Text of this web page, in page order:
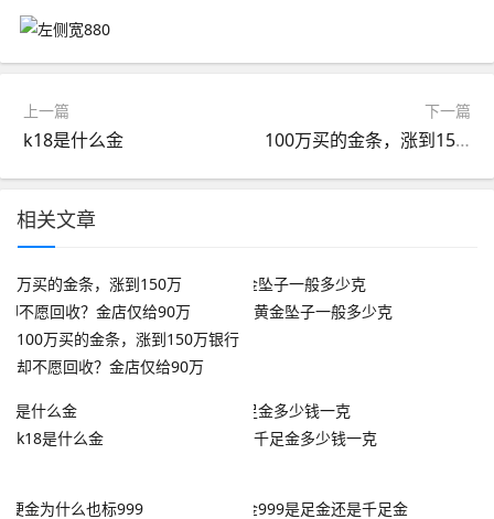
上一篇
k18是什么金
下一篇
100万买的金条，涨到150万银行却不愿回收？金店仅给90万
相关文章
100万买的金条，涨到150万银行
却不愿回收？金店仅给90万
黄金坠子一般多少克
k18是什么金 千足金多少钱一克